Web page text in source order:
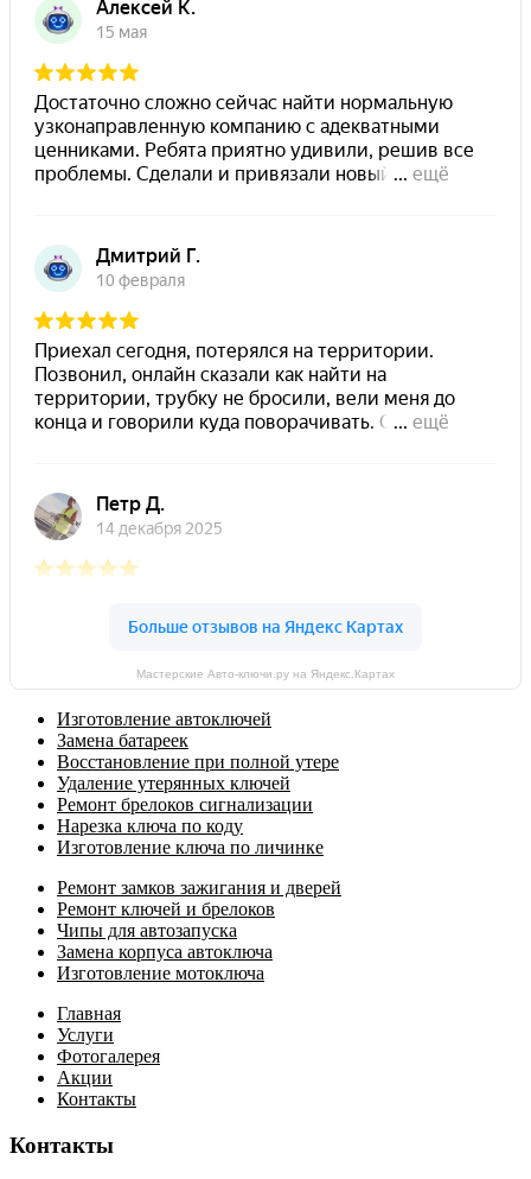
Мастерские Авто-ключи.ру на Яндекс.Картах
Изготовление автоключей
Замена батареек
Восстановление при полной утере
Удаление утерянных ключей
Ремонт брелоков сигнализации
Нарезка ключа по коду
Изготовление ключа по личинке
Ремонт замков зажигания и дверей
Ремонт ключей и брелоков
Чипы для автозапуска
Замена корпуса автоключа
Изготовление мотоключа
Главная
Услуги
Фотогалерея
Акции
Контакты
Контакты